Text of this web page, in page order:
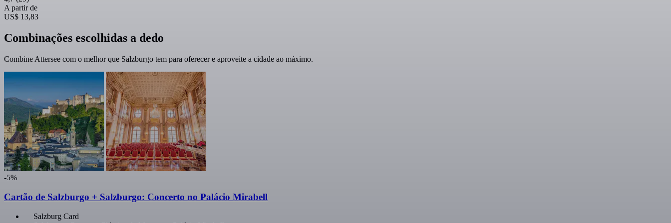
A partir de
US$ 13,83
Combinações escolhidas a dedo
Combine Attersee com o melhor que Salzburgo tem para oferecer e aproveite a cidade ao máximo.
-5%
Cartão de Salzburgo + Salzburgo: Concerto no Palácio Mirabell
Salzburg Card